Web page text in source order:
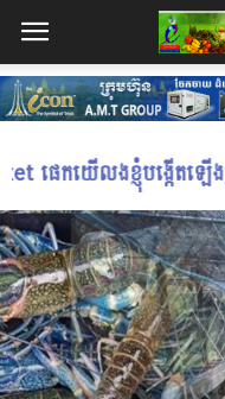
ណងជួយផ្សេព្វផ្សាយ